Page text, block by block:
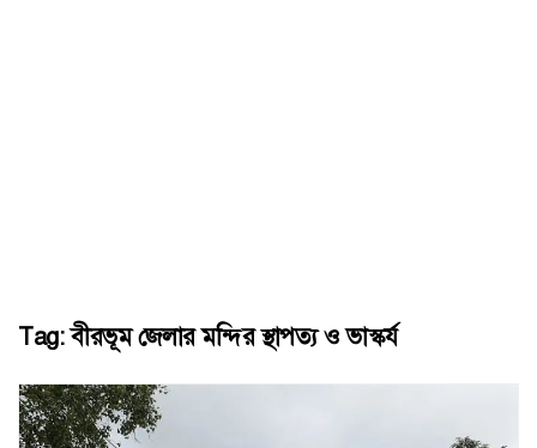
Tag:বীরভূম জেলার মন্দির স্থাপত্য ও ভাস্কর্য